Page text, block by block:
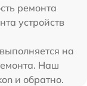
ремонта
устройств
на
Наш
и обратно.